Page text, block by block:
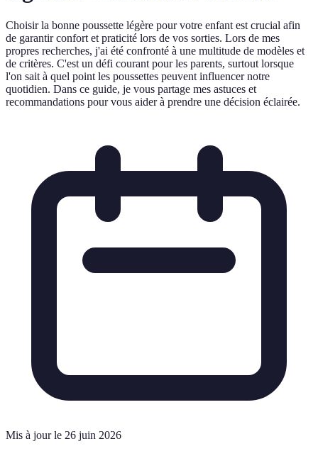
Choisir la bonne poussette légère pour votre enfant est crucial afin
de garantir confort et praticité lors de vos sorties. Lors de mes
propres recherches, j'ai été confronté à une multitude de modèles et
de critères. C'est un défi courant pour les parents, surtout lorsque
l'on sait à quel point les poussettes peuvent influencer notre
quotidien. Dans ce guide, je vous partage mes astuces et
recommandations pour vous aider à prendre une décision éclairée.
Mis à jour le 26 juin 2026